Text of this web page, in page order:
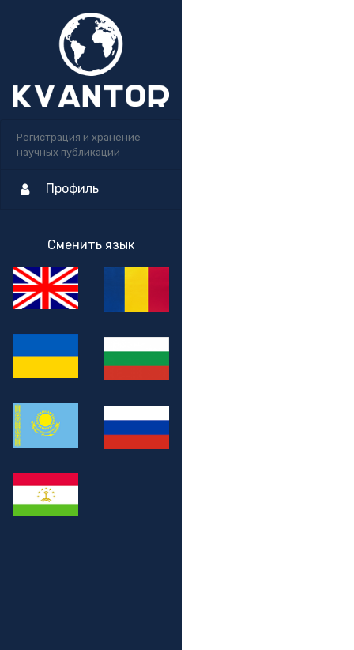
Регистрация и хранение
научных публикаций
Профиль
Сменить язык